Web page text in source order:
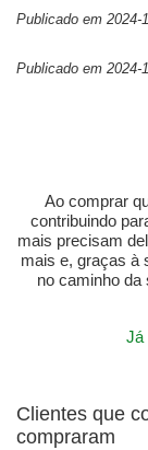
Publicado em 2024-
Publicado em 2024-
Ao comprar
contribuindo
mais precisam
mais e, graças à
no caminho da
Já
Clientes que
compraram